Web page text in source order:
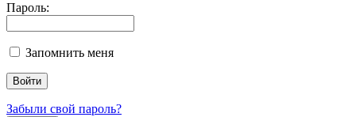
Пароль:
Запомнить меня
Забыли свой пароль?